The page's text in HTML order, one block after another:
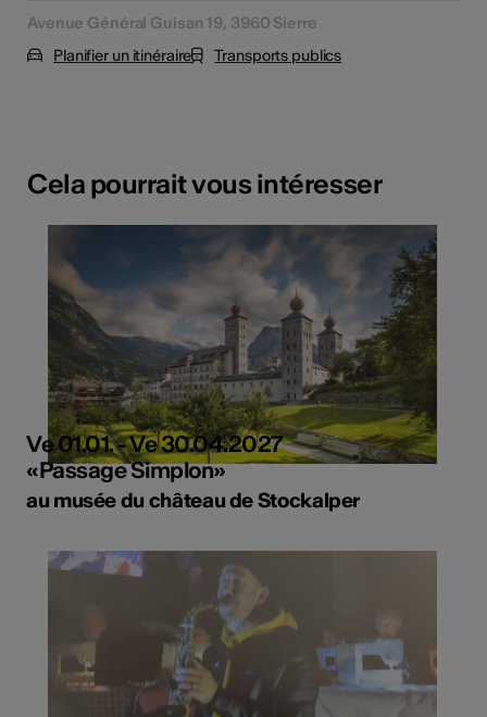
Avenue Général Guisan 19, 3960 Sierre
Planifier un itinéraire
Transports publics
Cela pourrait vous intéresser
Ve 01.01. - Ve 30.04.2027
«Passage Simplon»
au musée du château de Stockalper